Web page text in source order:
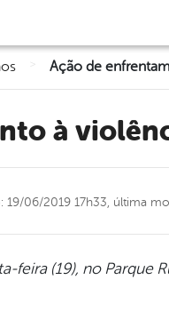
à
19/06/2019 17h33, última
feira (19), no Parque